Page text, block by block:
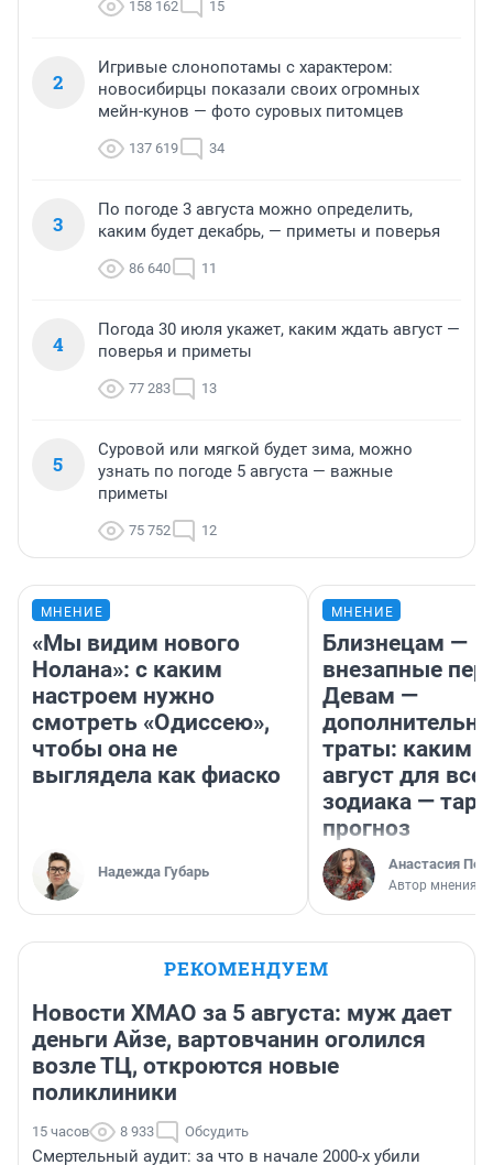
158 162 15
2
Игривые слонопотамы с характером:
новосибирцы показали своих огромных
мейн-кунов — фото суровых питомцев
137 619 34
3
По погоде 3 августа можно определить,
каким будет декабрь, — приметы и поверья
86 640 11
4
Погода 30 июля укажет, каким ждать август —
поверья и приметы
77 283 13
5
Суровой или мягкой будет зима, можно
узнать по погоде 5 августа — важные
приметы
75 752 12
МНЕНИЕ
«Мы видим нового
Нолана»: с каким
настроем нужно
смотреть «Одиссею»,
чтобы она не
выглядела как фиаско
Надежда Губарь
МНЕНИЕ
Близнецам —
внезапные
Девам —
траты: каким
август для
зодиака —
прогноз
Анастасия
Автор мнения
РЕКОМЕНДУЕМ
Новости ХМАО за 5 августа: муж дает
деньги Айзе, вартовчанин оголился
возле ТЦ, откроются новые
поликлиники
15 часов 8 933 Обсудить
Смертельный аудит: за что в начале 2000-х убили